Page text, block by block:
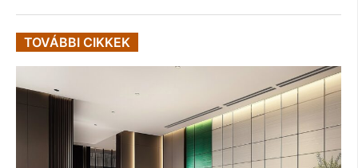
TOVÁBBI CIKKEK